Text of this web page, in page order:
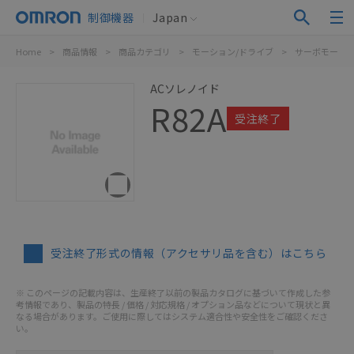
制御機器 Japan
Home > 商品情報 > 商品カテゴリ > モーション/ドライブ > サーボモータ/
ACソレノイド
R82A 受注終了
受注終了形式の情報（アクセサリ品を含む）はこちら
※ このページの記載内容は、生産終了以前の製品カタログに基づいて作成した参
考情報であり、製品の特長 / 価格 / 対応規格 / オプション品などについて現状と異
なる場合があります。ご使用に際してはシステム適合性や安全性をご確認くださ
い。